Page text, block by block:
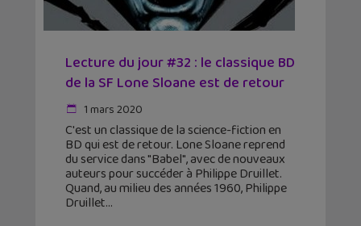
Lecture du jour #32 : le classique BD
de la SF Lone Sloane est de retour
1 mars 2020
C'est un classique de la science-fiction en
BD qui est de retour. Lone Sloane reprend
du service dans "Babel", avec de nouveaux
auteurs pour succéder à Philippe Druillet.
Quand, au milieu des années 1960, Philippe
Druillet